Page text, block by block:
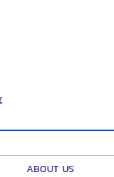
ABOUT US